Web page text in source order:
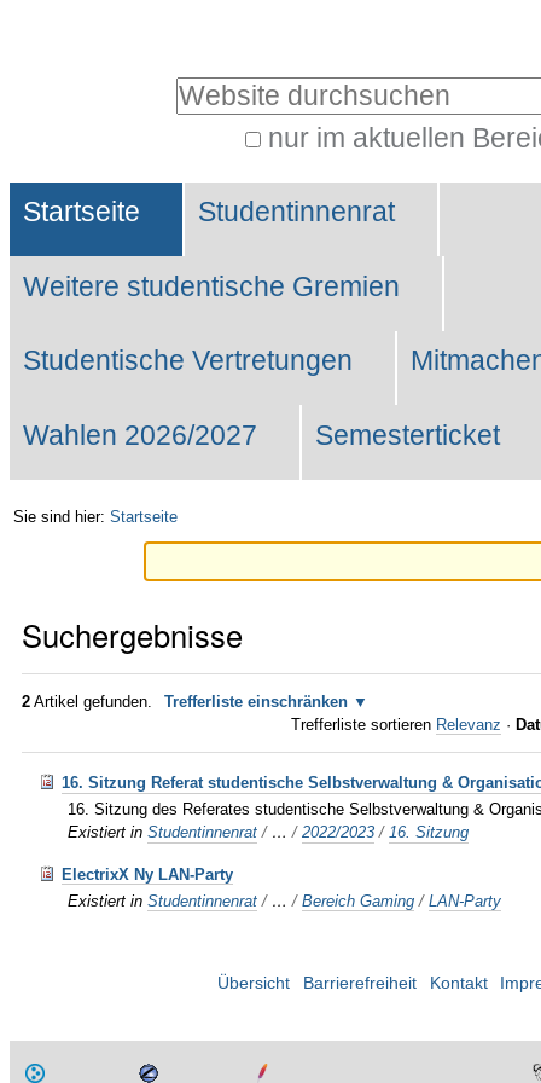
Website durchsuchen
nur im aktuellen
Suche…
Sektionen
Startseite Studentinnenrat
Weitere studentische Gremien
Studentische Vertretungen
Wahlen 2026/2027 Semesterticket
Sie sind hier: Startseite
Suchergebnisse
2 Artikel gefunden.
Trefferliste einschränken
Trefferliste sortieren Relevanz ·
16. Sitzung Referat studentische Selbstverwaltung &
16. Sitzung des Referates studentische Selbstverwaltung &
Existiert in Studentinnenrat / …/2022/2023 /16. Sitzung
ElectrixX Ny LAN-Party
Existiert in Studentinnenrat / …/Bereich Gaming /LAN-Party
Übersicht Barrierefreiheit Kontakt